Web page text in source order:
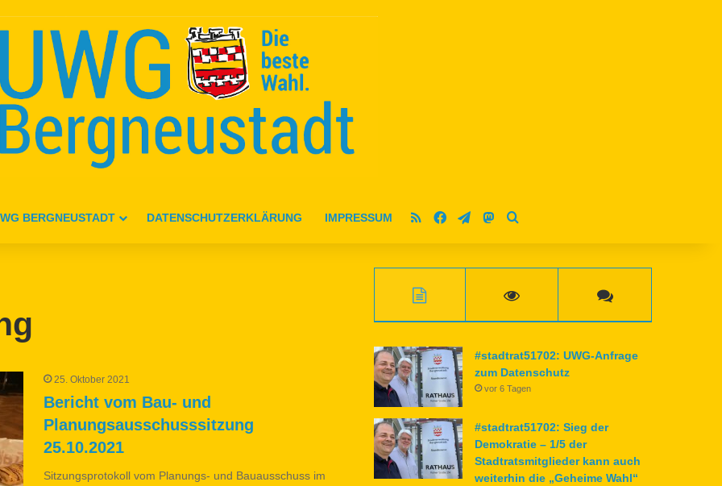
BERGNEUSTADT DATENSCHUTZERKLÄRUNG IMPRESSUM RSS FacebookTelegramMastodon
25. Oktober 2021
Bericht vom Bau- und
Planungsausschusssitzung
25.10.2021
Sitzungsprotokoll vom Planungs- und Bauausschuss im
#stadtrat51702: UWG-Anfrage
zum Datenschutz
vor 6 Tagen
#stadtrat51702: Sieg der
Demokratie – 1/5 der
Stadtratsmitglieder kann auch
weiterhin die „Geheime Wahl“